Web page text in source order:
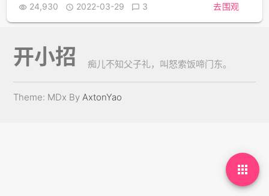
 24,930  2022-03-29  3 去围观

开小招 痴儿不知父子礼，叫怒索饭啼门东。
Theme: MDx ByAxtonYao